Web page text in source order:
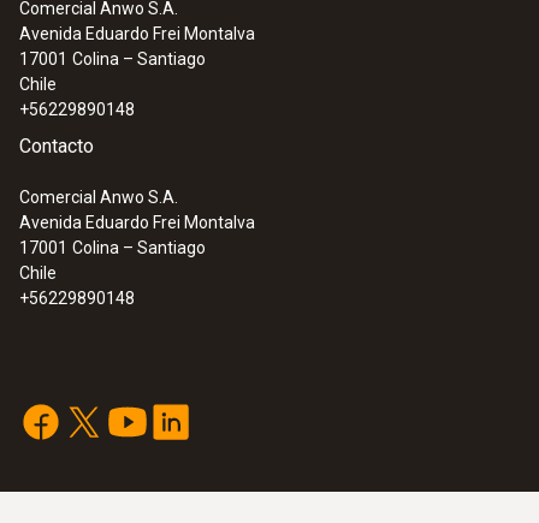
Comercial Anwo S.A.
Avenida Eduardo Frei Montalva
17001 Colina – Santiago
Chile
+56229890148
Contacto
Comercial Anwo S.A.
Avenida Eduardo Frei Montalva
17001 Colina – Santiago
Chile
+56229890148